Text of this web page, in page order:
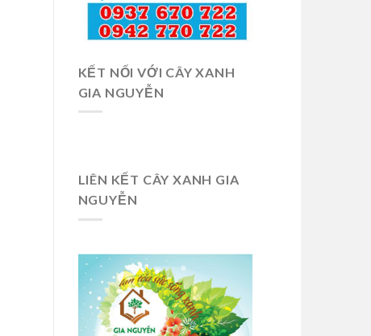
KẾT NỐI VỚI CÂY XANH
GIA NGUYỄN
LIÊN KẾT CÂY XANH GIA
NGUYỄN